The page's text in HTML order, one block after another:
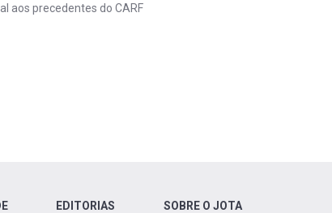
aos precedentes do CARF
EDITORIAS SOBRE O JOTA